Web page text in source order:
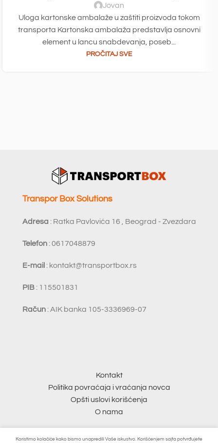
Jovan
Uloga kartonske ambalaže u zaštiti proizvoda tokom
transporta Kartonska ambalaža predstavlja osnovni
element u lancu snabdevanja, poseb...
PROČITAJ SVE
Transpor Box Solutions
Adresa : Ratka Pavlovića 16 , Beograd - Zvezdara
Telefon : 0617048879
E-mail : kontakt@transportbox.rs
PIB : 115501831
Račun : AIK banka 105-3336969-07
Kontakt
Politika povraćaja i vraćanja novca
Opšti uslovi korišćenja
O nama
Koristimo kolačiće kako bismo unapredili Vaše iskustvo. Korišćenjem sajta potvrđujete